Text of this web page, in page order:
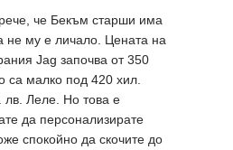
че Бекъм старши има
не му е личало. Цената на
Jag започва от 350
са малко под 420 хил.
лв. Леле. Но това е
да персонализирате
спокойно да скочите до